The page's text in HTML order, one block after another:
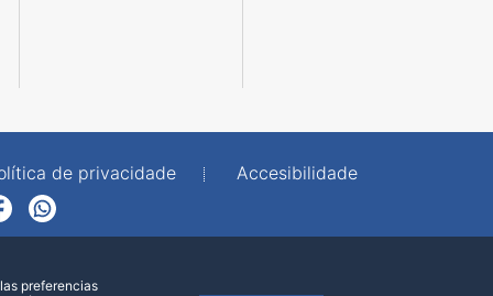
de privacidade
Accesibilidade
preferencias